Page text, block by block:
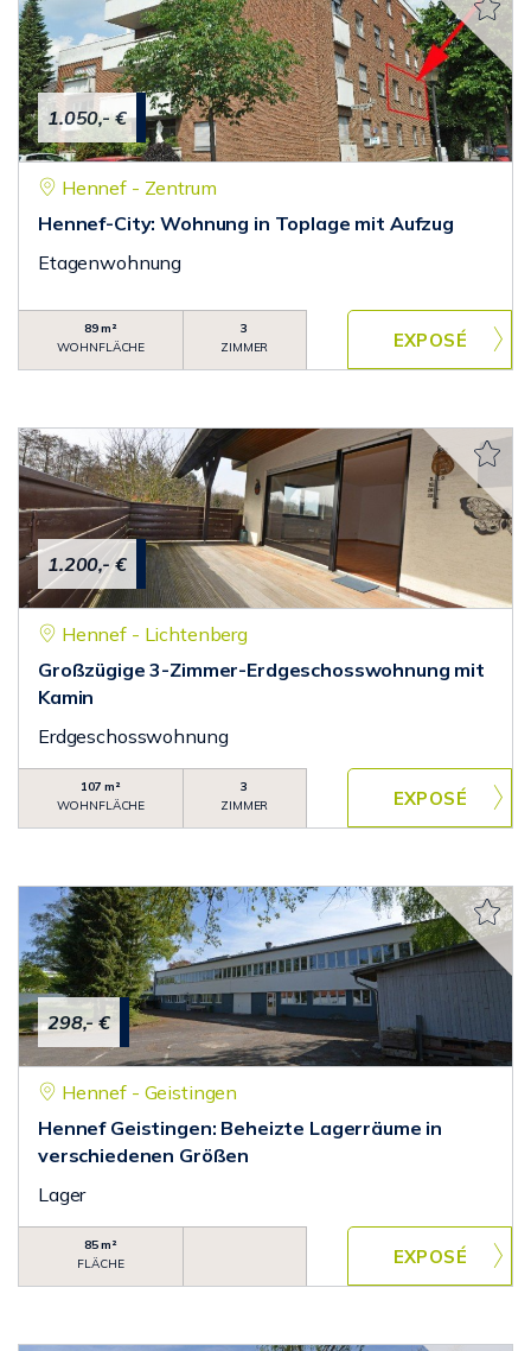
1.050,- €
Hennef - Zentrum
Hennef-City: Wohnung in Toplage mit Aufzug
Etagenwohnung
89 m²
WOHNFLÄCHE
3
ZIMMER
1.200,- €
Hennef - Lichtenberg
Großzügige 3-Zimmer-Erdgeschosswohnung mit
Kamin
Erdgeschosswohnung
107 m²
WOHNFLÄCHE
3
ZIMMER
298,- €
Hennef - Geistingen
Hennef Geistingen: Beheizte Lagerräume in
verschiedenen Größen
Lager
85 m²
FLÄCHE